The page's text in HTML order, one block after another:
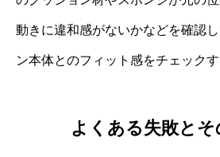
動きに違和感がないかなどを確認
ン本体とのフィット感をチェック
よくある失敗とそ